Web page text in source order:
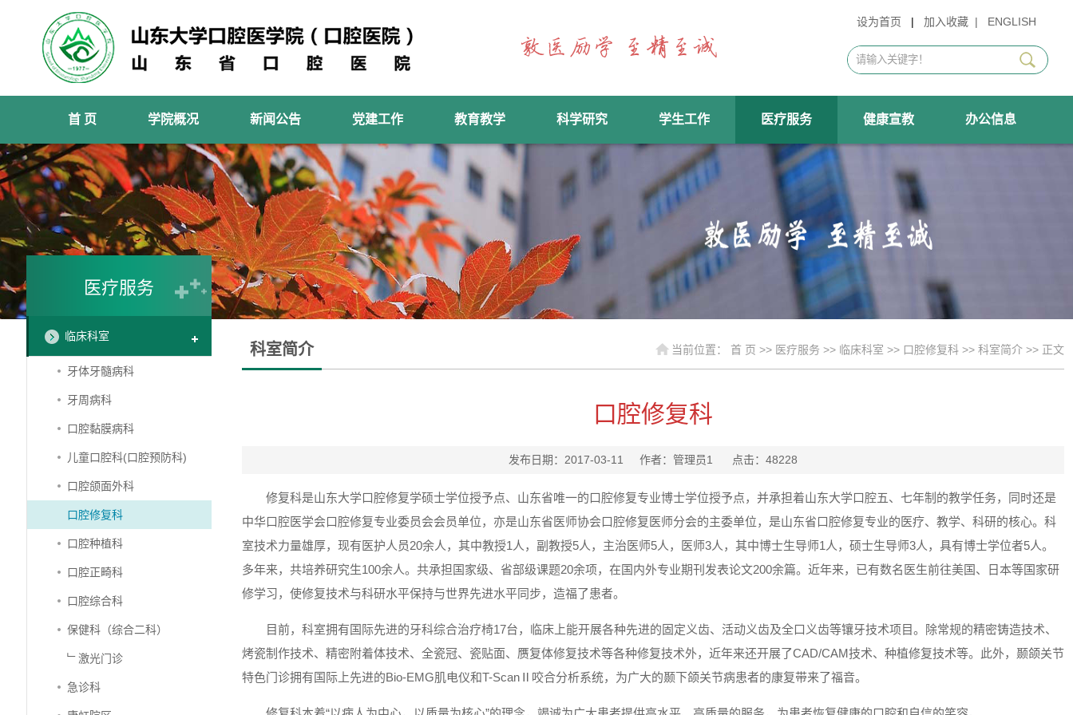
设为首页 | 加入收藏 | ENGLISH
首 页 学院概况 新闻公告 党建工作 教育教学 科学研究 学生工作 医疗服务 健康宣教 办公信息
医疗服务
临床科室
牙体牙髓病科
牙周病科
口腔黏膜病科
儿童口腔科(口腔预防科)
口腔颌面外科
口腔修复科
口腔种植科
口腔正畸科
口腔综合科
保健科（综合二科）
﹂激光门诊
急诊科
科室简介 当前位置： 首 页 >> 医疗服务 >> 临床科室 >> 口腔修复科 >> 科室简介 >> 正文
口腔修复科
发布日期：2017-03-11 作者：管理员1 点击： 48228
修复科是山东大学口腔修复学硕士学位授予点、山东省唯一的口腔修复专业博士学位授予点，并承担着山东大学口腔五、七年制的教学任务，同时还是
中华口腔医学会口腔修复专业委员会会员单位，亦是山东省医师协会口腔修复医师分会的主委单位，是山东省口腔修复专业的医疗、教学、科研的核心。科
室技术力量雄厚，现有医护人员20余人，其中教授1人，副教授5人，主治医师5人，医师3人，其中博士生导师1人，硕士生导师3人，具有博士学位者5人。
多年来，共培养研究生100余人。共承担国家级、省部级课题20余项，在国内外专业期刊发表论文200余篇。近年来，已有数名医生前往美国、日本等国家研
修学习，使修复技术与科研水平保持与世界先进水平同步，造福了患者。
目前，科室拥有国际先进的牙科综合治疗椅17台，临床上能开展各种先进的固定义齿、活动义齿及全口义齿等镶牙技术项目。除常规的精密铸造技术、
烤瓷制作技术、精密附着体技术、全瓷冠、瓷贴面、赝复体修复技术等各种修复技术外，近年来还开展了CAD/CAM技术、种植修复技术等。此外，颞颌关节
特色门诊拥有国际上先进的Bio-EMG肌电仪和T-ScanⅡ咬合分析系统，为广大的颞下颌关节病患者的康复带来了福音。